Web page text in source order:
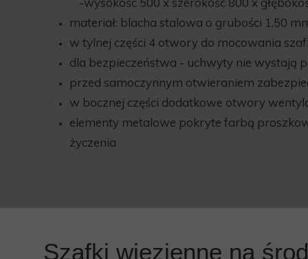
materiał: blacha stalowa o grubości 1,50
w tylnej części 4 otwory do mocowania
dla bezpieczeństwa - uchwyty nie wystają
przed samoczynnym otwieraniem
w bocznej części dodatkowe otwory
elementy metalowe pokryte farbą
życzenia
Szafki więzienne na